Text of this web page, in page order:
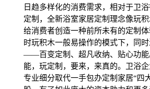
日趋多样化的消费需求，相对于卫
定制，全新浴室家居定制理念像玩积
给消费者创造一种前所未有的定制
时玩积木一般易操作的模式下，同
――百变定制、超凡收纳、贴心功能
能，玩定制，要来，来真的。卫浴企
专业细分取代一手包办定制家居“四